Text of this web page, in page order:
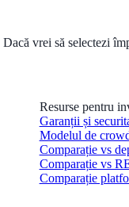
vrei să selectezi
Resurse pentru
Garanții și
Modelul de
Comparație vs
Comparație vs
Comparație